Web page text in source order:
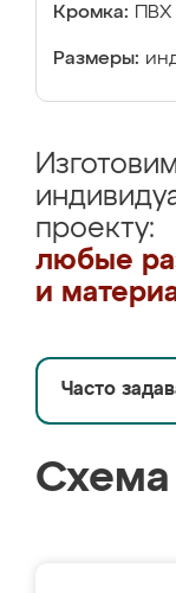
Кромка:
Размеры:
проекту:
любые
и
Часто